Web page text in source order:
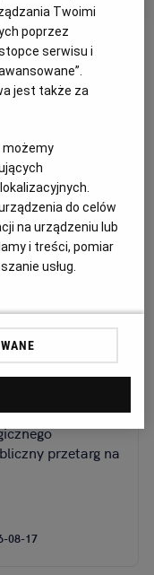
Poznań
–
przetarg na
08-17
Twoimi
poprzez
serwisu i
jest także za
możemy
do celów
na urządzeniu lub
i treści, pomiar
usług.